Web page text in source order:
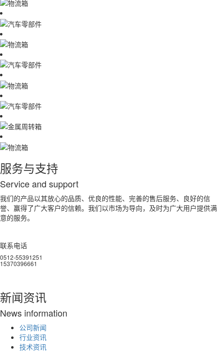
服务与支持
Service and support
我们的产品以其放心的品质、优良的性能、完善的售后服务、良好的信
誉、赢得了广大客户的信赖。我们以市场为导向，及时为广大用户提供满
意的服务。
联系电话
0512-55391251
15370396661
新闻资讯
News information
公司新闻
行业资讯
技术资讯